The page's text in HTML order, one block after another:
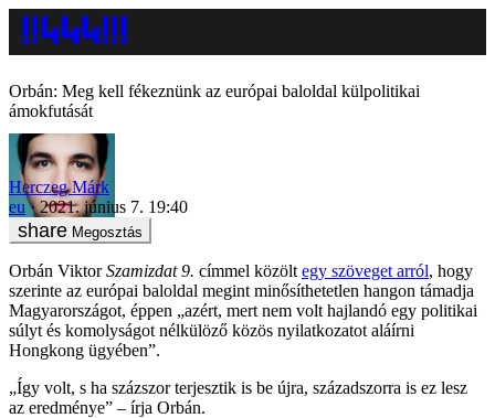
Orbán: Meg kell fékeznünk az európai baloldal külpolitikai
ámokfutását
Herczeg Márk
eu
2021. június 7. 19:40
Megosztás
Orbán ViktorSzamizdat 9. címmel közölt egy szöveget arról, hogy
szerinte az európai baloldal megint minősíthetetlen hangon támadja
Magyarországot, éppen „azért, mert nem volt hajlandó egy politikai
súlyt és komolyságot nélkülöző közös nyilatkozatot aláírni
Hongkong ügyében”.
„Így volt, s ha százszor terjesztik is be újra, századszorra is ez lesz
az eredménye” – írja Orbán.